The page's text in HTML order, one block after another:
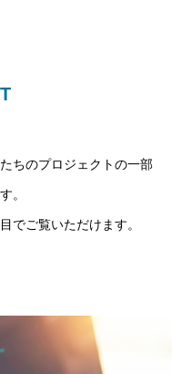
ちのプロジェクトの一部
。
でご覧いただけます。